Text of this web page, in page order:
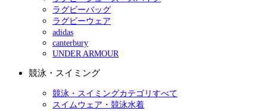
ラグビーバッグ
ラグビーウェア
adidas
canterbury
UNDER ARMOUR
競泳・スイミング
競泳・スイミングカテゴリすべて
スイムウェア・競泳水着